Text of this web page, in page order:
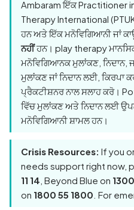
Ambaram ਇੱਕ Practitioner
Therapy International
ਹਨ ਅਤੇ ਇੱਕ ਮਨੋਵਿਗਿਆਨੀ ਜਾਂ
ਨਹੀਂਹਨ। play therapy
ਮਨੋਵਿਗਿਆਨਕ ਮੁਲਾਂਕਣ, ਨਿਦਾਨ,
ਮੁਲਾਂਕਣ ਜਾਂ ਨਿਦਾਨ ਲਈ, ਕਿਰਪਾ
ਪ੍ਰੈਕਟੀਸ਼ਨਰ ਨਾਲ ਸਲਾਹ ਕਰੋ।
ਵਿੱਚ ਮੁਲਾਂਕਣ ਅਤੇ ਨਿਦਾਨ ਲਈ
ਮਨੋਵਿਗਿਆਨੀ ਸ਼ਾਮਲ ਹਨ।
Crisis Resources: If you
needs support right now,
11 14 , Beyond Blue on
on 1800 55 1800 . For